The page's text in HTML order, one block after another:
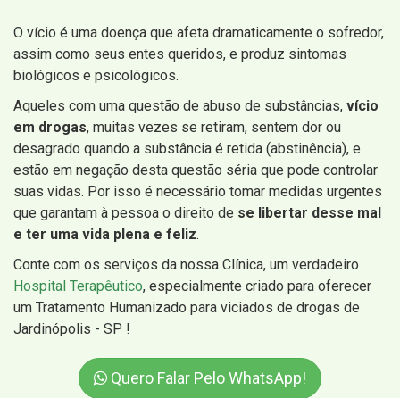
O vício é uma doença que afeta dramaticamente o sofredor,
assim como seus entes queridos, e produz sintomas
biológicos e psicológicos.
Aqueles com uma questão de abuso de substâncias, vício
em drogas, muitas vezes se retiram, sentem dor ou
desagrado quando a substância é retida (abstinência), e
estão em negação desta questão séria que pode controlar
suas vidas. Por isso é necessário tomar medidas urgentes
que garantam à pessoa o direito de se libertar desse mal
e ter uma vida plena e feliz.
Conte com os serviços da nossa Clínica, um verdadeiro
Hospital Terapêutico, especialmente criado para oferecer
um Tratamento Humanizado para viciados de drogas de
Jardinópolis - SP !
Quero Falar Pelo WhatsApp!